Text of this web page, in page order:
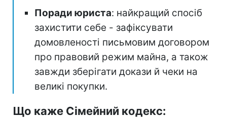
Поради юриста: найкращий спосіб
захистити себе - зафіксувати
домовленості письмовим договором
про правовий режим майна, а також
завжди зберігати докази й чеки на
великі покупки.
Що каже Сімейний кодекс: